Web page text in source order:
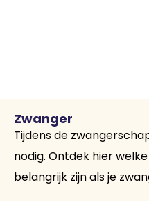
Zwanger
Tijdens de
nodig. Ontdek hier
belangrijk zijn als je